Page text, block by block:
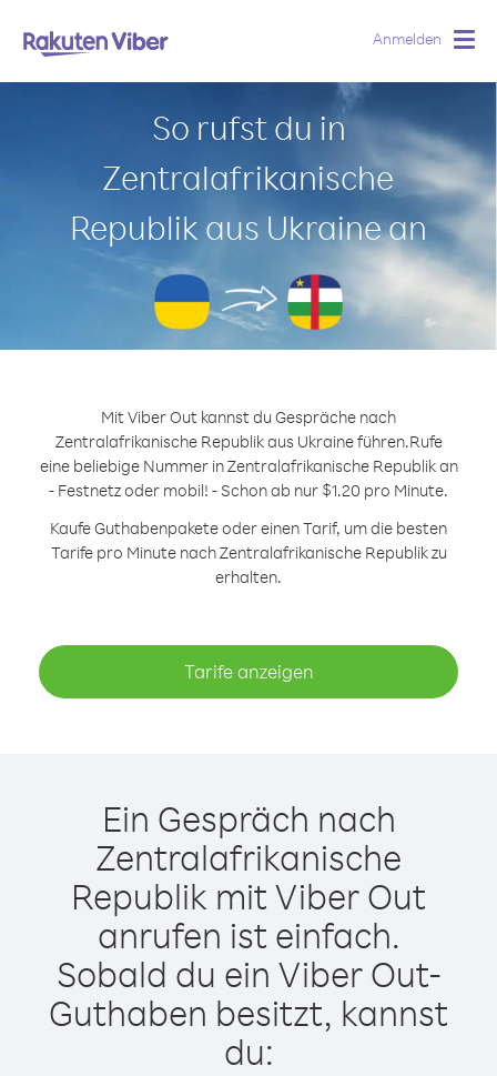
Anmelden
So rufst du in
Zentralafrikanische
Republik aus Ukraine an
Mit Viber Out kannst du Gespräche nach
Zentralafrikanische Republik aus Ukraine führen.Rufe
eine beliebige Nummer in Zentralafrikanische Republik an
- Festnetz oder mobil! - Schon ab nur $1.20 pro Minute.
Kaufe Guthabenpakete oder einen Tarif, um die besten
Tarife pro Minute nach Zentralafrikanische Republik zu
erhalten.
Tarife anzeigen
Ein Gespräch nach
Zentralafrikanische
Republik mit Viber Out
anrufen ist einfach.
Sobald du ein Viber Out-
Guthaben besitzt, kannst
du: